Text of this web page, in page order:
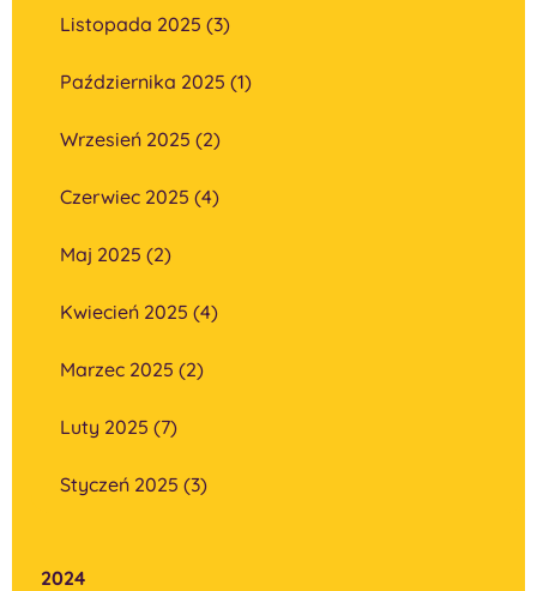
Listopada 2025 (3)
Października 2025 (1)
Wrzesień 2025 (2)
Czerwiec 2025 (4)
Maj 2025 (2)
Kwiecień 2025 (4)
Marzec 2025 (2)
Luty 2025 (7)
Styczeń 2025 (3)
2024